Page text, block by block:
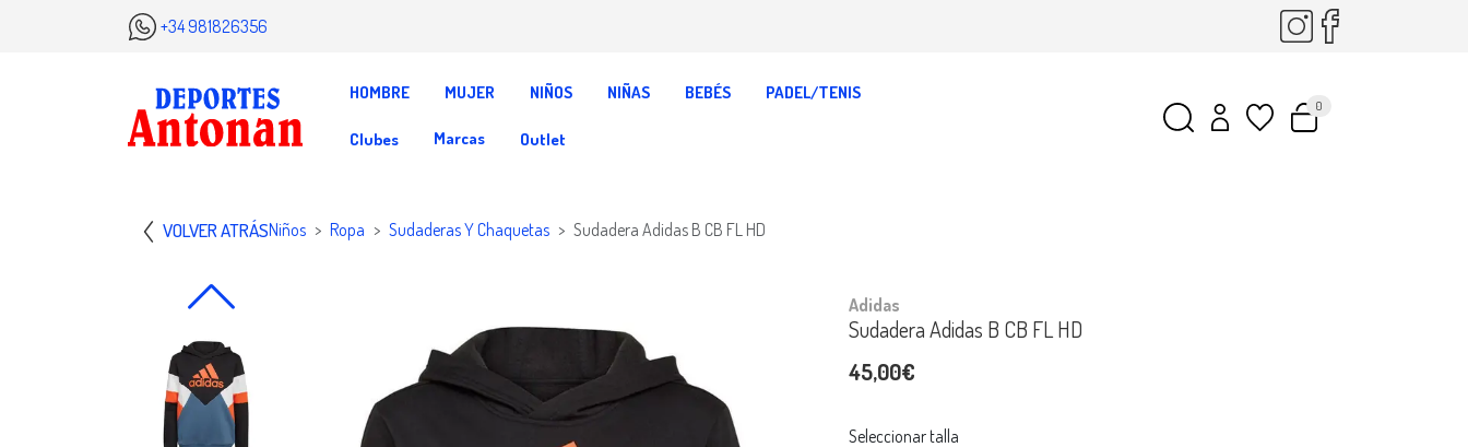
+34 981826356
HOMBRE MUJER NIÑOS NIÑAS BEBÉS PADEL/TENIS
Clubes Marcas Outlet
0
VOLVER ATRÁSNiños Ropa Sudaderas Y Chaquetas Sudadera Adidas B CB FL HD
Adidas
Sudadera Adidas B CB FL HD
45,00€
Seleccionar talla